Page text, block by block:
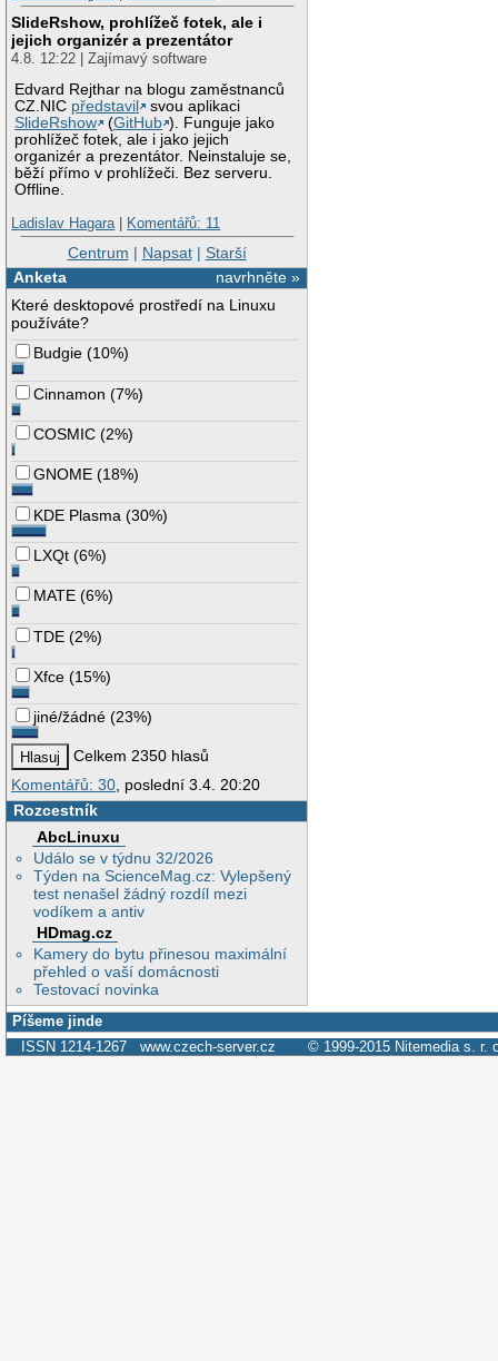
SlideRshow, prohlížeč fotek, ale i
jejich organizér a prezentátor
4.8. 12:22 | Zajímavý software
Edvard Rejthar na blogu zaměstnanců
CZ.NIC představil
svou aplikaci
SlideRshow
(GitHub ). Funguje jako
prohlížeč fotek, ale i jako jejich
organizér a prezentátor. Neinstaluje se,
běží přímo v prohlížeči. Bez serveru.
Offline.
Ladislav Hagara| Komentářů: 11
Centrum | Napsat| Starší
navrhněte »
Anketa
Které desktopové prostředí na Linuxu
používáte?
Budgie (10%)
Cinnamon (7%)
COSMIC (2%)
GNOME (18%)
KDE Plasma (30%)
LXQt (6%)
MATE (6%)
TDE (2%)
Xfce (15%)
jiné/žádné (23%)
Celkem 2350 hlasů
Komentářů: 30 , poslední 3.4. 20:20
Rozcestník
AbcLinuxu
Událo se v týdnu 32/2026
Týden na ScienceMag.cz: Vylepšený
test nenašel žádný rozdíl mezi
vodíkem a antiv
HDmag.cz
Kamery do bytu přinesou maximální
přehled o vaší domácnosti
Testovací novinka
Píšeme jinde
ISSN 1214-1267 www.czech-server.cz © 1999-2015 Nitemedia s. r.